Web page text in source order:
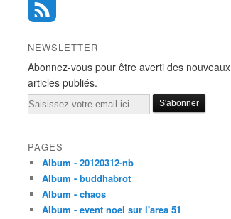
NEWSLETTER
Abonnez-vous pour être averti des nouveaux
articles publiés.
Email
PAGES
Album - 20120312-nb
Album - buddhabrot
Album - chaos
Album - event noel sur l'area 51